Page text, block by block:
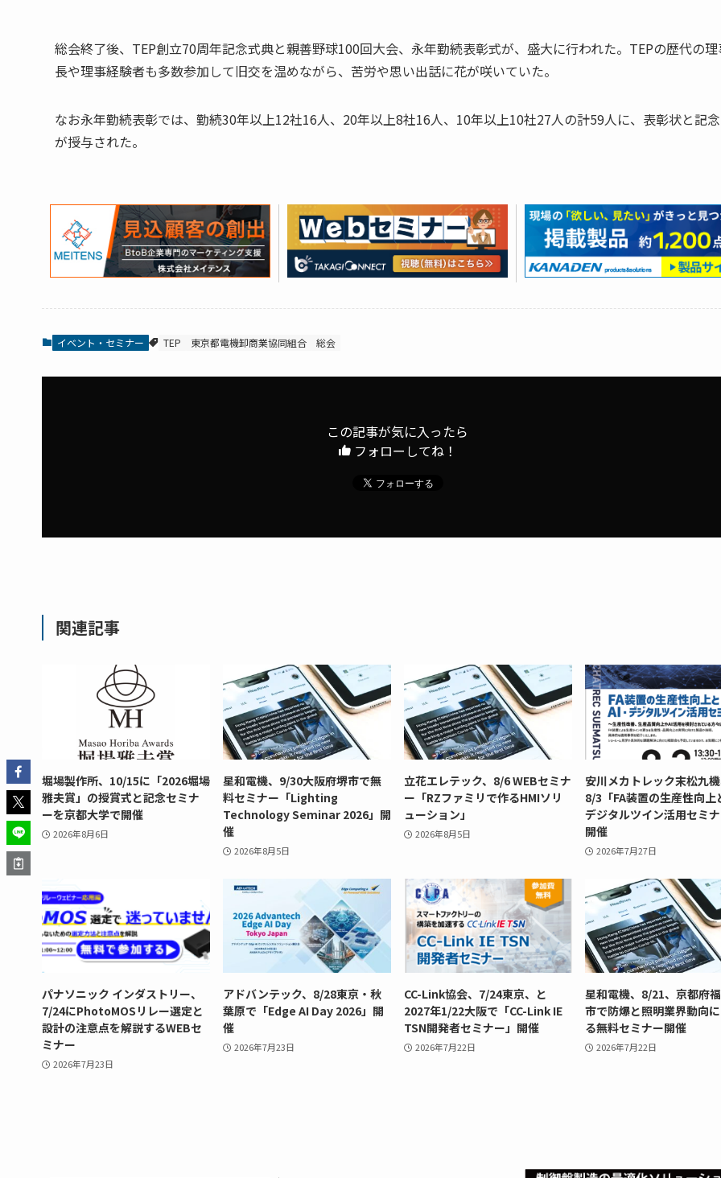
総会終了後、TEP創立70周年記念式典と親善野球100回大会、永年勤続表彰式が、盛大に行われた。TEPの歴代の
長や理事経験者も多数参加して旧交を温めながら、苦労や思い出話に花が咲いていた。
なお永年勤続表彰では、勤続30年以上12社16人、20年以上8社16人、10年以上10社27人の計59人に、表彰状と記
が授与された。
イベント・セミナー TEP 東京都電機卸商業協同組合 総会
この記事が気に入ったら
フォローしてね！
関連記事
堀場製作所、10/15に「2026堀場
雅夫賞」の授賞式と記念セミナ
ーを京都大学で開催
2026年8月6日
星和電機、9/30大阪府堺市で無
料セミナー「Lighting
Technology Seminar 2026」開
催
2026年8月5日
立花エレテック、8/6 WEBセミナ
ー「RZファミリで作るHMIソリ
ューション」
2026年8月5日
安川メカトレック末松九
8/3「FA装置の生産性向上
デジタルツイン活用セミ
開催
2026年7月27日
パナソニック インダストリー、
7/24にPhotoMOSリレー選定と
設計の注意点を解説するWEBセ
ミナー
2026年7月23日
アドバンテック、8/28東京・秋
葉原で「Edge AI Day 2026」開
催
2026年7月23日
CC-Link協会、7/24東京、と
2027年1/22大阪で「CC-Link IE
TSN開発者セミナー」開催
2026年7月22日
星和電機、8/21、京都府
市で防爆と照明業界動向
る無料セミナー開催
2026年7月22日